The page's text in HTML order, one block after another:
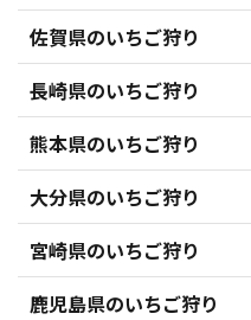
佐賀県のいちご狩り
長崎県のいちご狩り
熊本県のいちご狩り
大分県のいちご狩り
宮崎県のいちご狩り
鹿児島県のいちご狩り